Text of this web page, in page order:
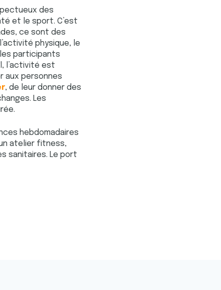
des
et le sport. C’est
ce sont des
physique, le
participants
l’activité est
aux personnes
, de leur donner des
Les
hebdomadaires
atelier fitness,
sanitaires. Le port